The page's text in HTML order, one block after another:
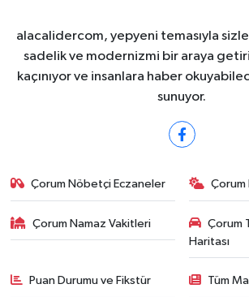
alacalidercom, yepyeni temasıyla
sadelik ve modernizmi bir araya
kaçınıyor ve insanlara haber
sunuyor.
Çorum Nöbetçi Eczaneler Çorum
Çorum Namaz Vakitleri
Çorum
Haritası
Puan Durumu ve Fikstür Tüm